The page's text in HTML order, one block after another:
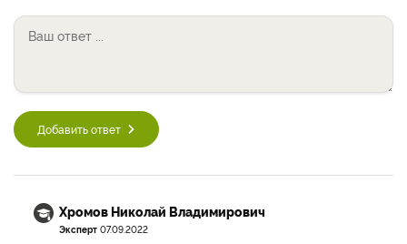
Добавить ответ
Хромов Николай Владимирович
Эксперт 07.09.2022